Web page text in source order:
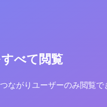
べて閲覧
ながりユーザーのみ閲覧